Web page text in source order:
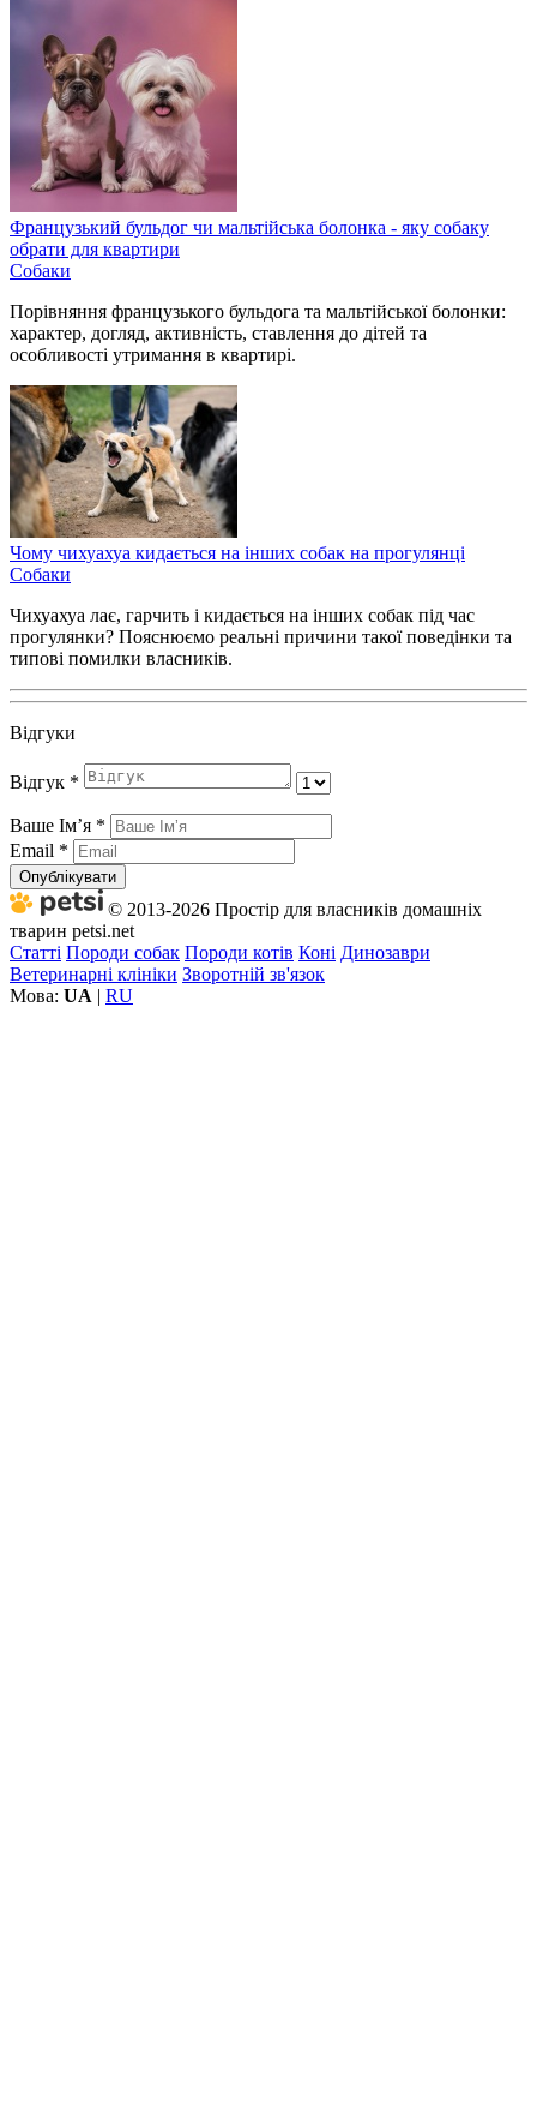
Французький бульдог чи мальтійська болонка - яку собаку
обрати для квартири
Собаки
Порівняння французького бульдога та мальтійської болонки:
характер, догляд, активність, ставлення до дітей та
особливості утримання в квартирі.
Чому чихуахуа кидається на інших собак на прогулянці
Собаки
Чихуахуа лає, гарчить і кидається на інших собак під час
прогулянки? Пояснюємо реальні причини такої поведінки та
типові помилки власників.
Відгуки
Відгук *
Ваше Імʼя *
Email *
Опублікувати
© 2013-2026 Простір для власників домашніх
тварин petsi.net
Статті Породи собак Породи котів Коні Динозаври
Ветеринарні клініки Зворотній зв'язок
Мова: UA | RU